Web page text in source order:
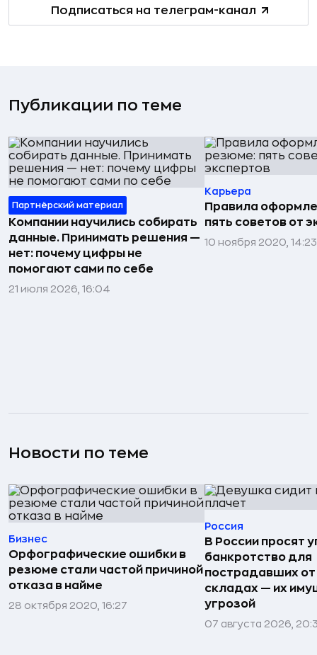
Подписаться на телеграм-канал
Публикации по теме
Партнёрский материал
Компании научились собирать
данные. Принимать решения —
нет: почему цифры не
помогают сами по себе
21 июля 2026, 16:04
Карьера
Правила
пять советов от
10 ноября 2020, 14:23
Новости по теме
Бизнес
Орфографические ошибки в
резюме стали частой причиной
отказа в найме
28 октября 2020, 16:27
Россия
В России просят
банкротство для
пострадавших
складах — их
угрозой
07 августа 2026,